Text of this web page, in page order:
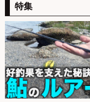
特集